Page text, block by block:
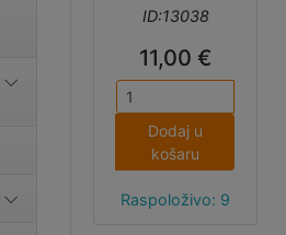
podržava i
Bluetooth® 5
(LE), Zigbee i
(802.15.4). U
paketu dolazi
2.4GHz FPC
i headeri (nisu
ID:13038
11,00 €
Dodaj u
košaru
Raspoloživo: 9